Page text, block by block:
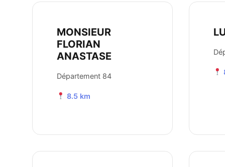
MONSIEUR
FLORIAN
ANASTASE
Département 84
8.5 km